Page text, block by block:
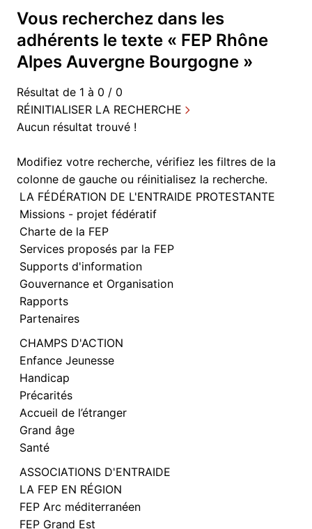
Vous recherchez dans les
adhérents le texte « FEP Rhône
Alpes Auvergne Bourgogne »
Résultat de 1 à 0 / 0
RÉINITIALISER LA RECHERCHE
Aucun résultat trouvé !
Modifiez votre recherche, vérifiez les filtres de la
colonne de gauche ou réinitialisez la recherche.
LA FÉDÉRATION DE L'ENTRAIDE PROTESTANTE
Missions - projet fédératif
Charte de la FEP
Services proposés par la FEP
Supports d'information
Gouvernance et Organisation
Rapports
Partenaires
CHAMPS D'ACTION
Enfance Jeunesse
Handicap
Précarités
Accueil de l’étranger
Grand âge
Santé
ASSOCIATIONS D'ENTRAIDE
LA FEP EN RÉGION
FEP Arc méditerranéen
FEP Grand Est